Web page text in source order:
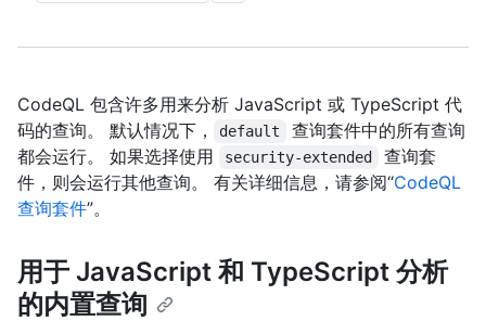
CodeQL 包含许多用来分析 JavaScript 或 TypeScript 代
码的查询。 默认情况下，
default
查询套件中的所有查询
都会运行。 如果选择使用
security-extended
查询套
件，则会运行其他查询。 有关详细信息，请参阅“CodeQL
查询套件”。
用于 JavaScript 和 TypeScript 分析
的内置查询